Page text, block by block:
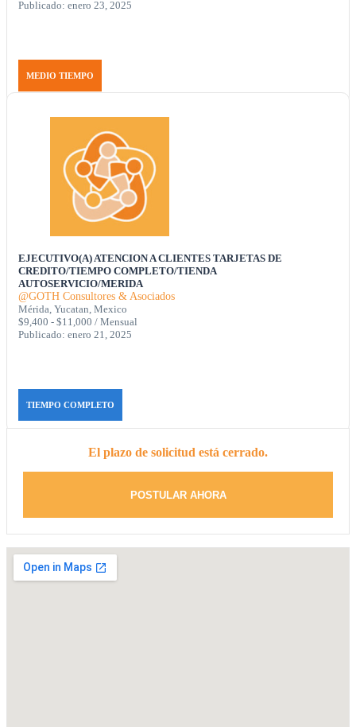
Publicado: enero 23, 2025
MEDIO TIEMPO
EJECUTIVO(A) ATENCION A CLIENTES TARJETAS DE
CREDITO/TIEMPO COMPLETO/TIENDA
AUTOSERVICIO/MERIDA
@GOTH Consultores & Asociados
Mérida, Yucatan, Mexico
$9,400 - $11,000 / Mensual
Publicado: enero 21, 2025
TIEMPO COMPLETO
El plazo de solicitud está cerrado.
POSTULAR AHORA